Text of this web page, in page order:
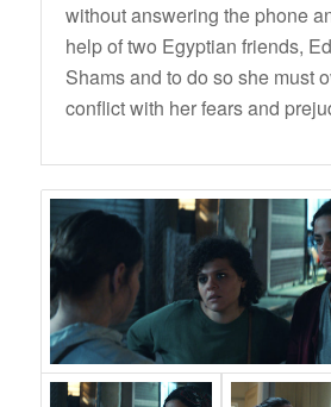
without answering the phone
help of two Egyptian friends,
Shams and to do so she must
conflict with her fears and